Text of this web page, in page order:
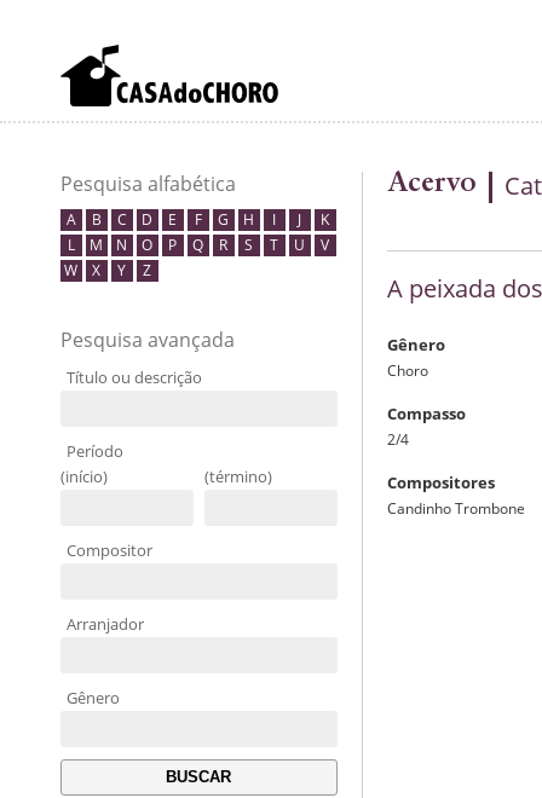
Pesquisa alfabética
A B C D E F G H I J
K
L
M N O P Q R S T U
V
W
X Y Z
Pesquisa avançada
Título ou descrição
Período
(início)
(término)
Compositor
Arranjador
Gênero
Acervo
A peixada
Gênero
Choro
Compasso
2/4
Compositores
Candinho Trombone